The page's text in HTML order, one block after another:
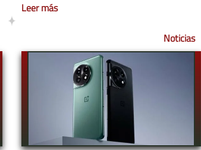
Leer más
Noticias